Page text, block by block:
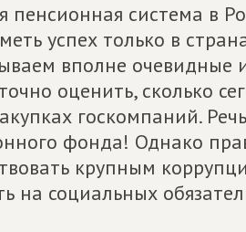
система в
успех только в
вполне очевидные
оценить, сколько
госкомпаний.
фонда! Однако
крупным
на социальных